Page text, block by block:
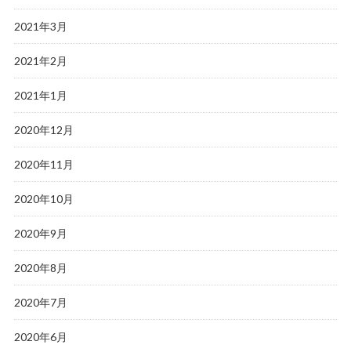
2021年3月
2021年2月
2021年1月
2020年12月
2020年11月
2020年10月
2020年9月
2020年8月
2020年7月
2020年6月